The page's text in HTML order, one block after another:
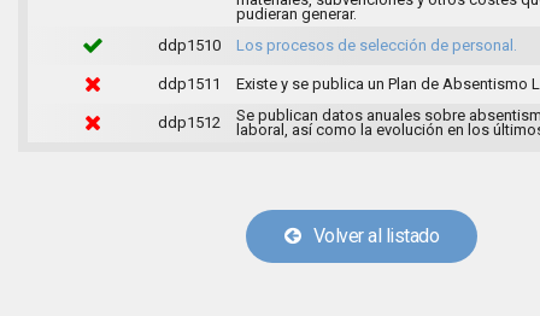
pudieran generar.
ddp1510
Los procesos de selección de personal.
ddp1511 Existe y se publica un Plan de Absentismo
ddp1512
Se publican datos anuales sobre
laboral, así como la evolución en los
Volver al listado